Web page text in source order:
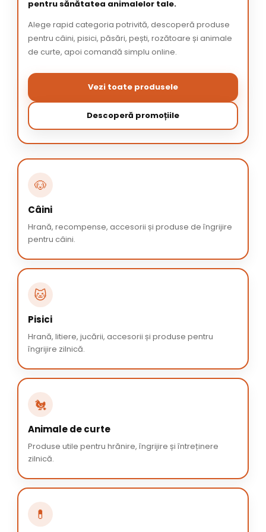
pentru sănătatea animalelor tale.
Alege rapid categoria potrivită, descoperă produse
pentru câini, pisici, păsări, pești, rozătoare și animale
de curte, apoi comandă simplu online.
Vezi toate produsele
Descoperă promoțiile
🐶
Câini
Hrană, recompense, accesorii și produse de îngrijire
pentru câini.
🐱
Pisici
Hrană, litiere, jucării, accesorii și produse pentru
îngrijire zilnică.
🐔
Animale de curte
Produse utile pentru hrănire, îngrijire și întreținere
zilnică.
💊